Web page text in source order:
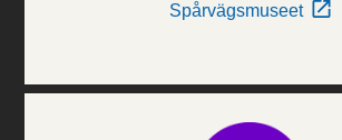
Spårvägsmuseet